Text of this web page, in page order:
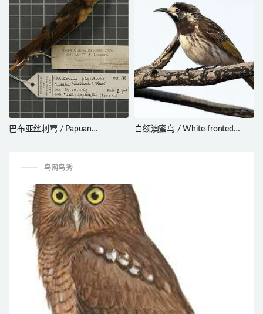
巴布亚丝刺莺 / Papuan
白额澳蜜鸟 / White-fronted
鸟网鸟秀